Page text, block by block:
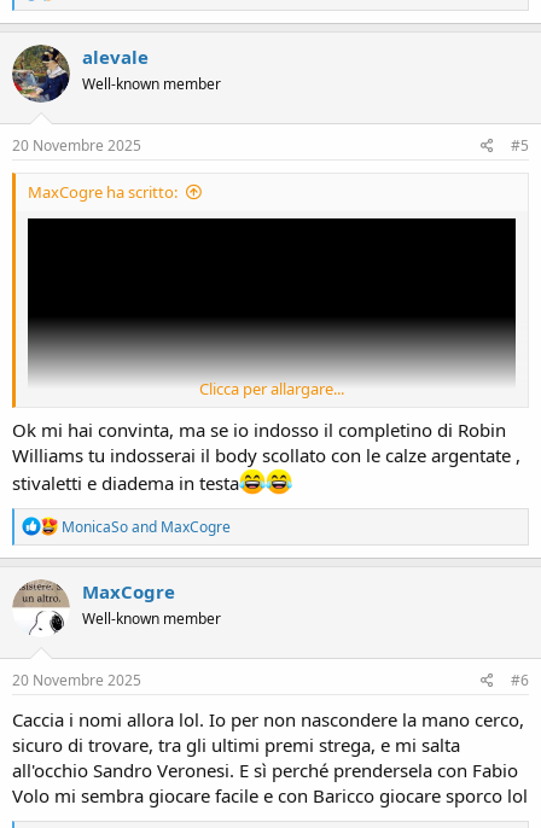
e
a
t
i
n
s
alevale
Well-known member
20 Novembre 2025 #5
MaxCogre ha scritto:
minuto 14
Clicca per allargare...
Ok mi hai convinta, ma se io indosso il completino di Robin
Williams tu indosserai il body scollato con le calze argentate ,
stivaletti e diadema in testa
R
e
a
i
n
s
MonicaSoand MaxCogre
MaxCogre
Well-known member
20 Novembre 2025 #6
Caccia i nomi allora lol. Io per non nascondere la mano cerco,
sicuro di trovare, tra gli ultimi premi strega, e mi salta
all'occhio Sandro Veronesi. E sì perché prendersela con Fabio
Volo mi sembra giocare facile e con Baricco giocare sporco lol